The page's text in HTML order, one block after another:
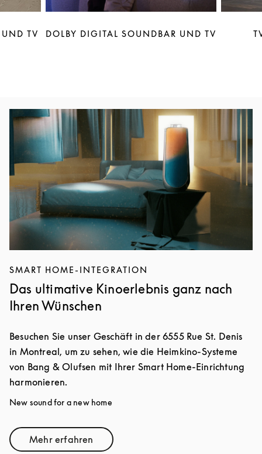
TV DOLBY DIGITAL SOUNDBAR UND TV
Eventbild
SMART HOME-INTEGRATION
Das ultimative Kinoerlebnis ganz nach
Ihren Wünschen
Besuchen Sie unser Geschäft in der 6555 Rue St. Denis
in Montreal, um zu sehen, wie die Heimkino-Systeme
von Bang & Olufsen mit Ihrer Smart Home-Einrichtung
harmonieren.
New sound for a new home
Mehr erfahrenLink Opens in New Tab